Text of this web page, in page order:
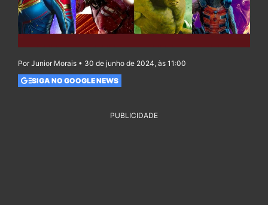
Por Junior Morais • 30 de junho de 2024, às 11:00
SIGA NO GOOGLE NEWS
PUBLICIDADE